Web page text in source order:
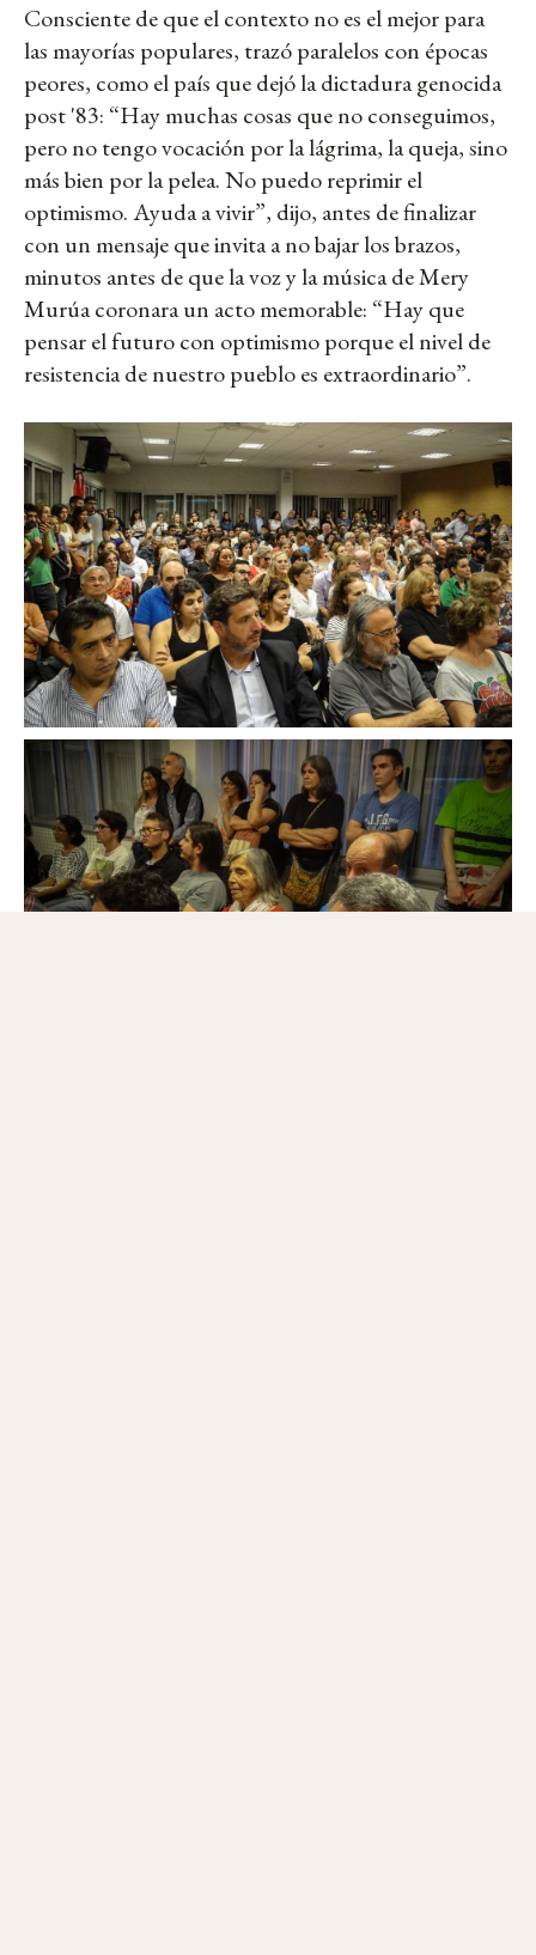
Consciente de que el contexto no es el mejor para
las mayorías populares, trazó paralelos con épocas
peores, como el país que dejó la dictadura genocida
post '83: “Hay muchas cosas que no conseguimos,
pero no tengo vocación por la lágrima, la queja, sino
más bien por la pelea. No puedo reprimir el
optimismo. Ayuda a vivir”, dijo, antes de finalizar
con un mensaje que invita a no bajar los brazos,
minutos antes de que la voz y la música de Mery
Murúa coronara un acto memorable: “Hay que
pensar el futuro con optimismo porque el nivel de
resistencia de nuestro pueblo es extraordinario”.